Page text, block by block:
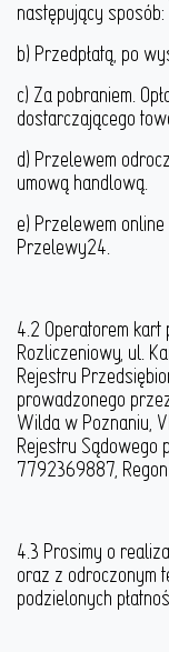
następujący sposób:
b) Przedpłatą, po
c) Za pobraniem.
dostarczającego
d) Przelewem
umową handlową.
e) Przelewem
Przelewy24.
4.2 Operatorem kart
Rozliczeniowy, ul.
Rejestru
prowadzonego
Wilda w Poznaniu,
Rejestru Sądowego
7792369887,
4.3 Prosimy o
oraz z odroczonym
podzielonych